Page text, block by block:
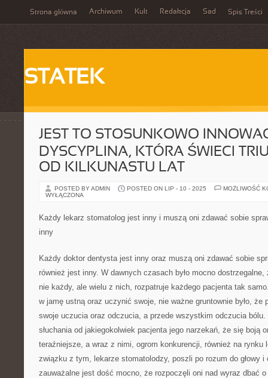
Strona główna Archiwum Kult Redakcja Sad Spis Treści
STATEK
JEST TO STOSUNKOWO
DYSCYPLINA, KTÓRA ŚWIECI
OD KILKUNASTU LAT
POSTED BY ADMIN POSTED ON LIP - 10 - 2025
MOŻLIWOŚĆ
WYŁĄCZONA
Każdy lekarz stomatolog jest inny i muszą oni zdawać sobie
inny
Każdy doktor dentysta jest inny oraz muszą oni zdawać sobie
również jest inny. W dawnych czasach było mocno
nie każdy, ale wielu z nich, rozpatruje każdego pacjenta tak
w jamę ustną oraz uczynić swoje, nie ważne gruntownie było, że
swoje uczucia oraz odczucia, a przede wszystkim odczucia
słuchania od jakiegokolwiek pacjenta jego narzekań, że się boją
teraźniejsze, a wraz z nimi, ogrom konkurencji, również na rynku
związku z tym, lekarze stomatolodzy, poszli po rozum do głowy i
zauważalne jest dość mocno, że rozpoczęli oni nad wyraz dbać